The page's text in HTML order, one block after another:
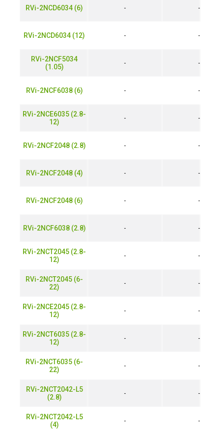
RVi-2NCD6034 (6)
RVi-2NCD6034 (12)
RVi-2NCF5034
(1.05)
RVi-2NCF6038 (6)
RVi-2NCE6035 (2.8-
12)
RVi-2NCF2048 (2.8)
RVi-2NCF2048 (4)
RVi-2NCF2048 (6)
RVi-2NCF6038 (2.8)
RVi-2NCT2045 (2.8-
12)
RVi-2NCT2045 (6-
22)
RVi-2NCE2045 (2.8-
12)
RVi-2NCT6035 (2.8-
12)
RVi-2NCT6035 (6-
22)
RVi-2NCT2042-L5
(2.8)
RVi-2NCT2042-L5
(4)
- -
- -
- -
- -
- -
- -
- -
- -
- -
- -
- -
- -
- -
- -
- -
- -